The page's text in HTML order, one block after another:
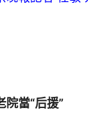
當“后援”